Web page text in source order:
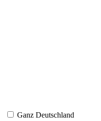
Ganz Deutschland